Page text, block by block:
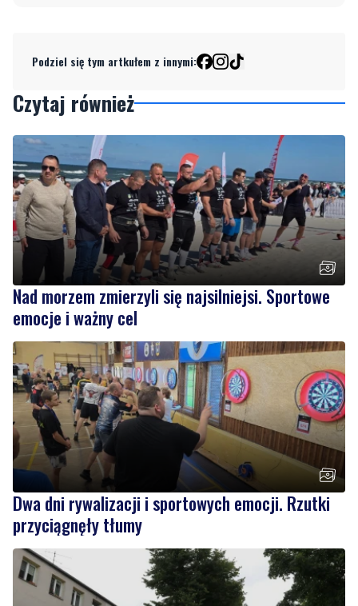
Nad morzem zmierzyli się najsilniejsi. Sportowe
emocje i ważny cel
Dwa dni rywalizacji i sportowych emocji. Rzutki
przyciągnęły tłumy